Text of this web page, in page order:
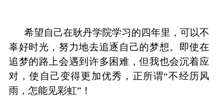
希望自己在耿丹学院学习的四年里，可以不
辜好时光，努力地去追逐自己的梦想。即使在
追梦的路上会遇到许多困难，但我也会沉着应
对，使自己变得更加优秀，正所谓“不经历风
雨，怎能见彩虹”！